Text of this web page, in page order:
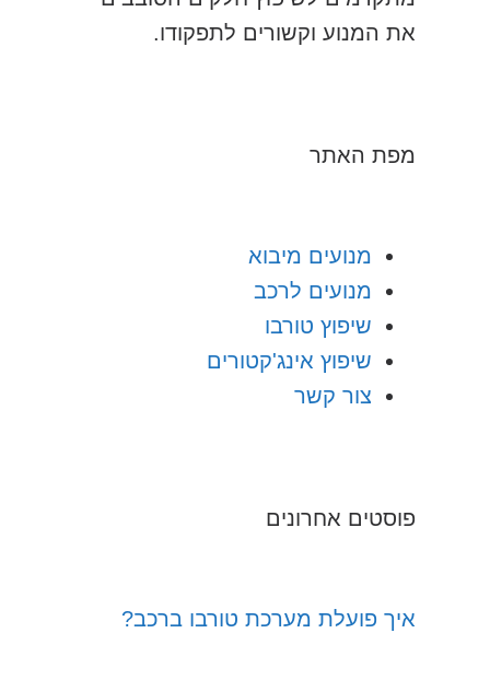
את המנוע וקשורים לתפקודו.
מפת האתר
מנועים מיבוא
מנועים לרכב
שיפוץ טורבו
שיפוץ אינג'קטורים
צור קשר
פוסטים אחרונים
איך פועלת מערכת טורבו ברכב?